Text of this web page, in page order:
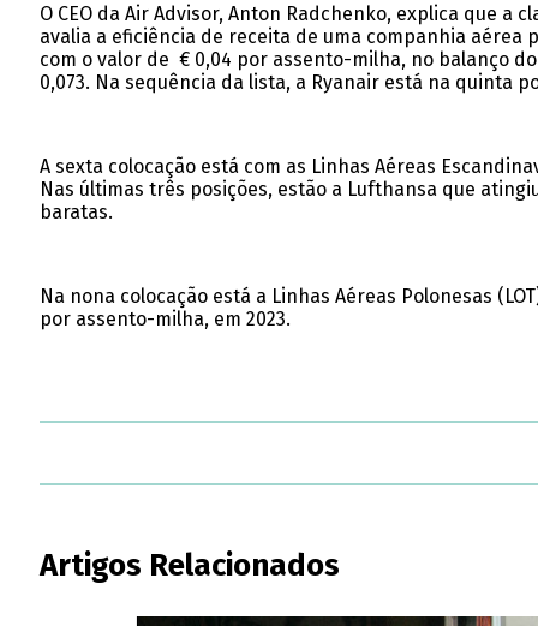
O CEO da Air Advisor, Anton Radchenko, explica que
avalia a eficiência de receita de uma companhia
com o valor de € 0,04 por assento-milha, no balanço
0,073. Na sequência da lista, a Ryanair está na quinta
A sexta colocação está com as Linhas Aéreas
Nas últimas três posições, estão a Lufthansa que
baratas.
Na nona colocação está a Linhas Aéreas Polonesas
por assento-milha, em 2023.
Artigos Relacionados